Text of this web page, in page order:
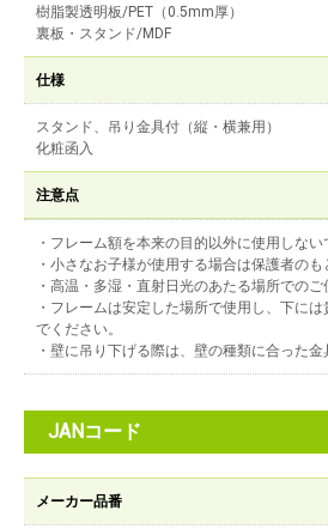
樹脂製透明板/PET（0.5mm厚）
裏板・スタンド/MDF
仕様
スタンド、吊り金具付（縦・横兼用）
化粧函入
注意点
・フレーム額を本来の目的以外に使用しない
・小さなお子様が使用する場合は保護者のも
・高温・多湿・直射日光のあたる場所でのご
・フレームは安定した場所で使用し、下に
でください。
・壁に吊り下げる際は、壁の種類に合った金
JANコード
メーカー品番